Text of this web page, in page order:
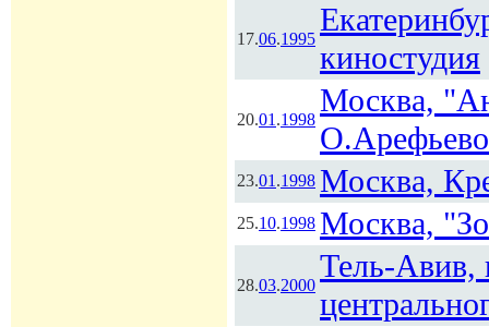
17.06.1995
киностудия
20.01.1998
Москва,
23.01.1998 Москва,
25.10.1998 Москва,
28.03.2000
Тель-Авив,